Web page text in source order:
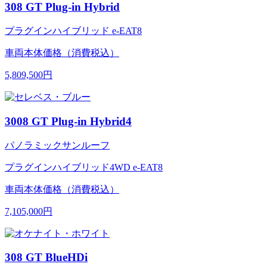
308 GT Plug-in Hybrid
プラグインハイブリッド e-EAT8
車両本体価格（消費税込）
5,809,500円
3008 GT Plug-in Hybrid4
パノラミックサンルーフ
プラグインハイブリッド4WD e-EAT8
車両本体価格（消費税込）
7,105,000円
308 GT BlueHDi